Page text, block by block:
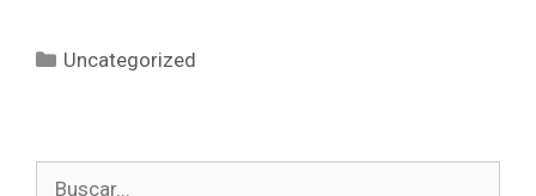
Categorías
Uncategorized